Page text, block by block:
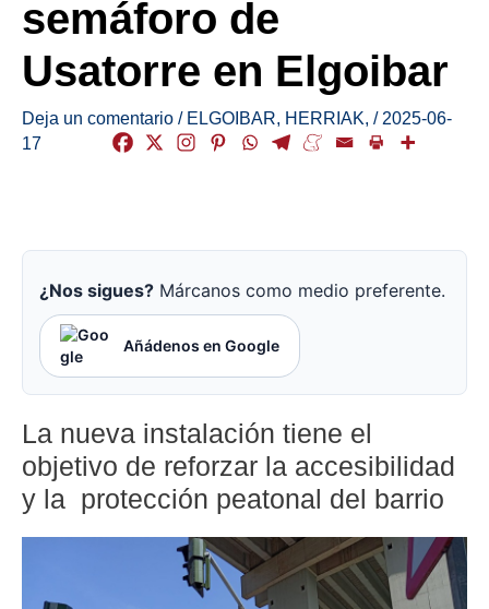
semáforo de
Usatorre en Elgoibar
Deja un comentario / ELGOIBAR, HERRIAK, / 2025-06-
17
¿Nos sigues? Márcanos como medio preferente.
Añádenos en Google
La nueva instalación tiene el
objetivo de reforzar la accesibilidad
y la protección peatonal del barrio